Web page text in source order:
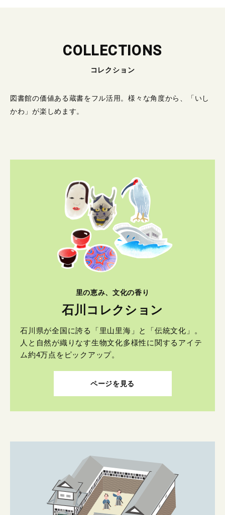
COLLECTIONS
コレクション
図書館の価値ある蔵書をフル活用。様々な角度から、「いし
かわ」が楽しめます。
里の恵み、文化の香り
石川コレクション
石川県が全国に誇る「里山里海」と「伝統文化」。
人と自然が織りなす生物文化多様性に関するアイテ
ム約4万点をピックアップ。
ページを見る